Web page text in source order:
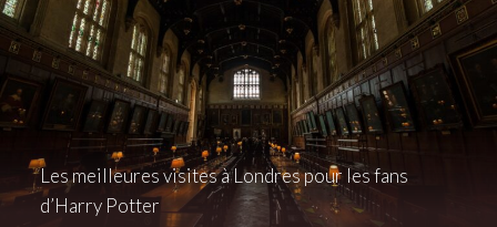
Les meilleures visites à Londres pour les fans
d’Harry Potter